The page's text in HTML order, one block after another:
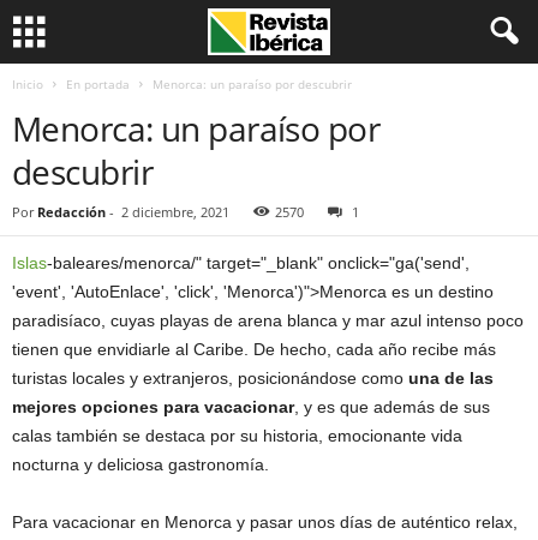
Inicio En portada Menorca: un paraíso por descubrir
Menorca: un paraíso por
descubrir
Por Redacción - 2 diciembre, 2021 2570 1
Islas-baleares/menorca/" target="_blank" onclick="ga('send',
'event', 'AutoEnlace', 'click', 'Menorca')">Menorca es un destino
paradisíaco, cuyas playas de arena blanca y mar azul intenso poco
tienen que envidiarle al Caribe. De hecho, cada año recibe más
turistas locales y extranjeros, posicionándose como una de las
mejores opciones para vacacionar, y es que además de sus
calas también se destaca por su historia, emocionante vida
nocturna y deliciosa gastronomía.
Para vacacionar en Menorca y pasar unos días de auténtico relax,